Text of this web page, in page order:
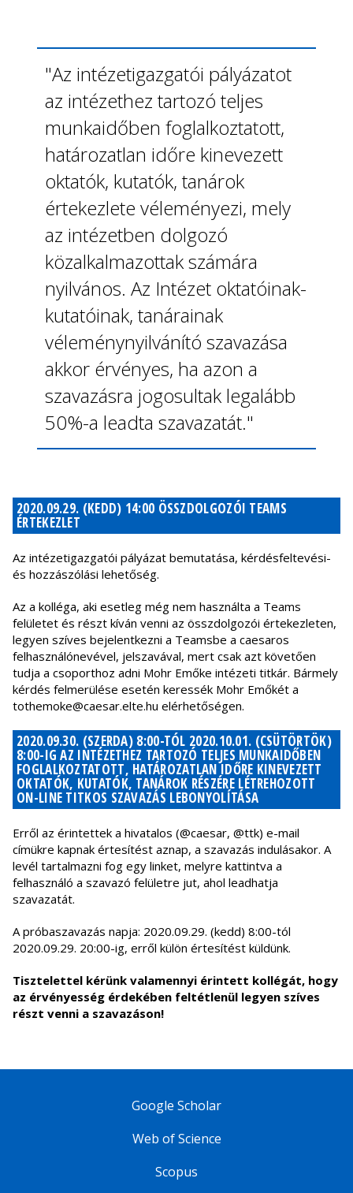
"Az intézetigazgatói pályázatot
az intézethez tartozó teljes
munkaidőben foglalkoztatott,
határozatlan időre kinevezett
oktatók, kutatók, tanárok
értekezlete véleményezi, mely
az intézetben dolgozó
közalkalmazottak számára
nyilvános. Az Intézet oktatóinak-
kutatóinak, tanárainak
véleménynyilvánító szavazása
akkor érvényes, ha azon a
szavazásra jogosultak legalább
50%-a leadta szavazatát."
2020.09.29. (KEDD) 14:00 ÖSSZDOLGOZÓI TEAMS
ÉRTEKEZLET
Az intézetigazgatói pályázat bemutatása, kérdésfeltevési-
és hozzászólási lehetőség.
Az a kolléga, aki esetleg még nem használta a Teams
felületet és részt kíván venni az összdolgozói értekezleten,
legyen szíves bejelentkezni a Teamsbe a caesaros
felhasználónevével, jelszavával, mert csak azt követően
tudja a csoporthoz adni Mohr Emőke intézeti titkár. Bármely
kérdés felmerülése esetén keressék Mohr Emőkét a
tothemoke@caesar.elte.hu elérhetőségen.
2020.09.30. (SZERDA) 8:00-TÓL 2020.10.01. (CSÜTÖRTÖK)
8:00-IG AZ INTÉZETHEZ TARTOZÓ TELJES MUNKAIDŐBEN
FOGLALKOZTATOTT, HATÁROZATLAN IDŐRE KINEVEZETT
OKTATÓK, KUTATÓK, TANÁROK RÉSZÉRE LÉTREHOZOTT
ON-LINE TITKOS SZAVAZÁS LEBONYOLÍTÁSA
Erről az érintettek a hivatalos (@caesar, @ttk) e-mail
címükre kapnak értesítést aznap, a szavazás indulásakor. A
levél tartalmazni fog egy linket, melyre kattintva a
felhasználó a szavazó felületre jut, ahol leadhatja
szavazatát.
A próbaszavazás napja: 2020.09.29. (kedd) 8:00-tól
2020.09.29. 20:00-ig, erről külön értesítést küldünk.
Tisztelettel kérünk valamennyi érintett kollégát, hogy
az érvényesség érdekében feltétlenül legyen szíves
részt venni a szavazáson!
Google Scholar
Web of Science
Scopus